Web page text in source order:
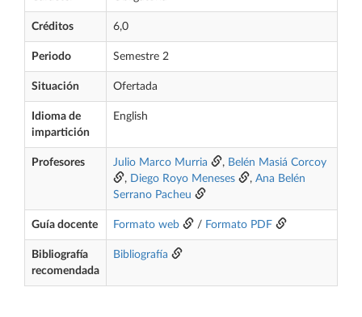
Créditos 6,0
Periodo Semestre 2
Situación Ofertada
Idioma de
impartición
English
Profesores Julio Marco Murria , Belén Masiá Corcoy
, Diego Royo Meneses , Ana Belén
Serrano Pacheu
Guía docente Formato web / Formato PDF
Bibliografía
recomendada
Bibliografía